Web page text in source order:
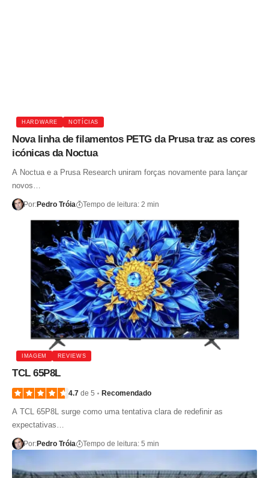
HARDWARE NOTÍCIAS
Nova linha de filamentos PETG da Prusa traz as cores
icónicas da Noctua
A Noctua e a Prusa Research uniram forças novamente para lançar
novos…
Por:Pedro Tróia Tempo de leitura: 2 min
IMAGEM REVIEWS
TCL 65P8L
4.7 de 5 Recomendado
A TCL 65P8L surge como uma tentativa clara de redefinir as
expectativas…
Por:Pedro Tróia Tempo de leitura: 5 min